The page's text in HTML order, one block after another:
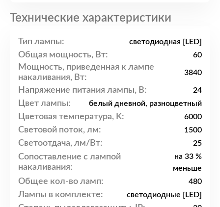
Технические характеристики
Тип лампы: светодиодная [LED]
Общая мощность, Вт: 60
Мощность, приведенная к лампе
накаливания, Вт:
3840
Напряжение питания лампы, В: 24
Цвет лампы: белый дневной, разноцветный
Цветовая температура, K: 6000
Световой поток, лм: 1500
Светоотдача, лм/Вт: 25
Сопоставление с лампой
накаливания:
на 33 %
меньше
Общее кол-во ламп: 480
Лампы в комплекте: светодиодные [LED]